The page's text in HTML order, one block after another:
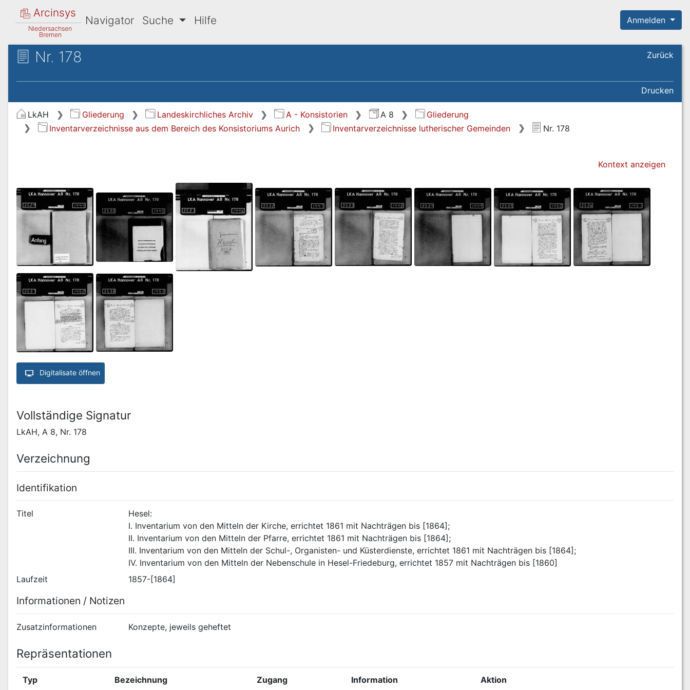
Arcinsys
Niedersachsen
Bremen
Navigator Suche Hilfe Anmelden
Nr. 178 Zurück
Drucken
LkAH Gliederung Landeskirchliches Archiv A - Konsistorien A 8
Gliederung
Inventarverzeichnisse aus dem Bereich des Konsistoriums Aurich
Inventarverzeichnisse lutherischer Gemeinden Nr. 178
Kontext anzeigen
Digitalisate öffnen
Vollständige Signatur
LkAH, A 8, Nr. 178
Verzeichnung
Identifikation
Titel
Hesel:
I. Inventarium von den Mitteln der Kirche, errichtet 1861 mit Nachträgen bis [1864];
II. Inventarium von den Mitteln der Pfarre, errichtet 1861 mit Nachträgen bis [1864];
III. Inventarium von den Mitteln der Schul-, Organisten- und Küsterdienste, errichtet 1861 mit Nachträgen bis [1864];
IV. Inventarium von den Mitteln der Nebenschule in Hesel-Friedeburg, errichtet 1857 mit Nachträgen bis [1860]
Laufzeit
1857-[1864]
Informationen / Notizen
Zusatzinformationen Konzepte, jeweils geheftet
Repräsentationen
Typ Bezeichnung Zugang Information Aktion